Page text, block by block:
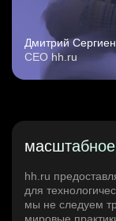
Дмитрий
CEO hh.ru
hh.ru
для
мы не следуем